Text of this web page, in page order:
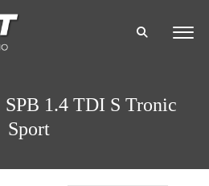
1.4 TDI S Tronic
Sport